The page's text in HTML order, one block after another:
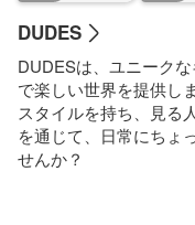
DUDES
DUDESは、ユニーク
で楽しい世界を提供し
スタイルを持ち、見る
を通じて、日常にちょ
せんか？